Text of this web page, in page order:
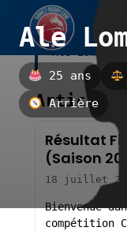
Aller
contenu
Ale
25 ans
Arrière
Ale Loman
Articles
Résultat
(Saison
18 juillet
Bienvenue
compétition